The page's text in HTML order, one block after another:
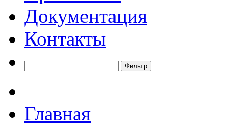
Документация
Контакты
Главная